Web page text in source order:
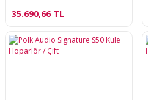
35.690,66 TL